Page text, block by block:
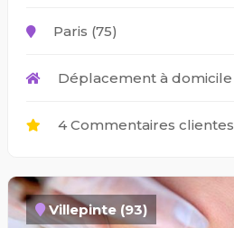
Paris (75)
Déplacement à domicile
4 Commentaires clientes
Villepinte (93)